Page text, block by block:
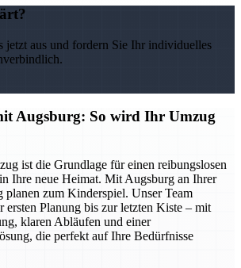
jetzt aus und fordern Sie Ihr individuelles
Augsburg: So wird Ihr Umzug
ist die Grundlage für einen reibungslosen
Ihre neue Heimat. Mit Augsburg an Ihrer
planen zum Kinderspiel. Unser Team
ersten Planung bis zur letzten Kiste – mit
klaren Abläufen und einer
die perfekt auf Ihre Bedürfnisse